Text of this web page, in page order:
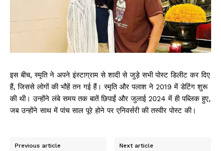
इस बीच, स्मृति ने अपने इंस्टाग्राम से शादी से जुड़े सभी पोस्ट डिलीट कर दिए
हैं, जिससे लोगों की भौहें तन गई हैं। स्मृति और पलाश ने 2019 में डेटिंग शुरू
की थी। उन्होंने लंबे समय तक बातें छिपाईं और जुलाई 2024 में ही पब्लिक हुए,
जब उन्होंने साथ में पांच साल पूरे होने पर एनिवर्सरी की तस्वीर पोस्ट की।
Previous article Next article